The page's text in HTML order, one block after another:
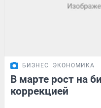
БИЗНЕС ЭКОНОМИКА
В марте рост на
коррекцией